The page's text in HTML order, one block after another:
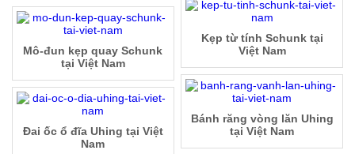
Kẹp từ tính Schunk tại
Việt Nam
Mô-đun kẹp quay Schunk
tại Việt Nam
Bánh răng vòng lăn Uhing
tại Việt Nam
Đai ốc ổ đĩa Uhing tại Việt
Nam